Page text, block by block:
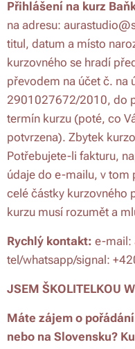
Přihlášení na kurz
na adresu:
titul, datum a místo
kurzovného se hradí
převodem na účet č. na
2901027672/2010, do
termín kurzu (poté, co
potvrzena). Zbytek
Potřebujete-li fakturu,
údaje do e-mailu, v tom
celé částky kurzovného
kurzu musí rozumět a
Rychlý kontakt: e-mail:
tel/whatsapp/signal:
JSEM ŠKOLITELKOU
Máte zájem o
nebo na Slovensku?